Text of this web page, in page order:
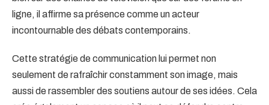
ligne, il affirme sa présence comme un acteur
incontournable des débats contemporains.
Cette stratégie de communication lui permet non
seulement de rafraîchir constamment son image, mais
aussi de rassembler des soutiens autour de ses idées. Cela